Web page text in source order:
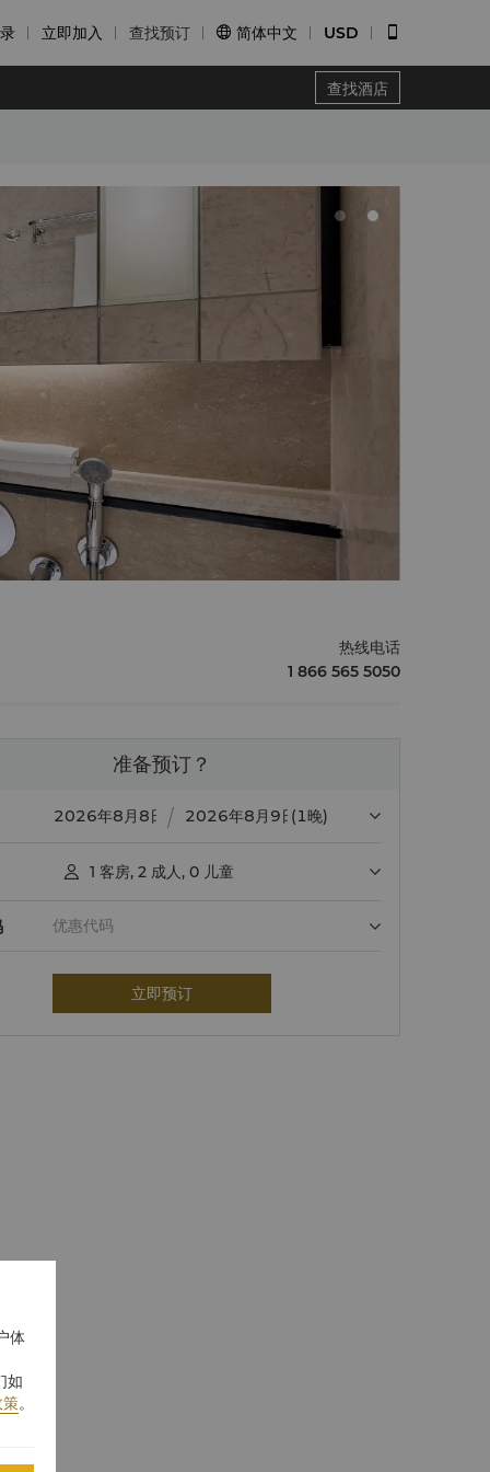
立即加入 查找预订  简体中文 USD
查找酒店
热线电话
1 866 565 5050
准备预订？
(1晚)
 1 客房, 2 成人 , 0 儿童
立即预订
体
如
。